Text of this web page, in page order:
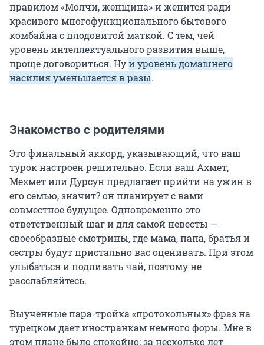
правилом «Молчи, женщина» и женится ради
красивого многофункционального бытового
комбайна с плодовитой маткой. С тем, чей
уровень интеллектуального развития выше,
проще договориться. Нуи уровень домашнего
насилия уменьшается в разы.
Знакомство с родителями
Это финальный аккорд, указывающий, что ваш
турок настроен решительно. Если ваш Ахмет,
Мехмет или Дурсун предлагает прийти на ужин в
его семью, значит? он планирует с вами
совместное будущее. Одновременно это
ответственный шаг и для самой невесты —
своеобразные смотрины, где мама, папа, братья и
сестры будут пристально вас оценивать. При этом
улыбаться и подливать чай, поэтому не
расслабляйтесь.
Выученные пара-тройка «протокольных» фраз на
турецком дает иностранкам немного форы. Мне в
этом плане было спокойно: за несколько лет